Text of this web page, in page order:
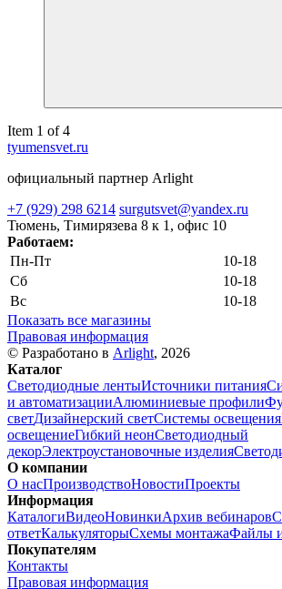
Item 1 of 4
tyumensvet.ru
официальный партнер Arlight
+7 (929) 298 6214 surgutsvet@yandex.ru
Тюмень, Тимирязева 8 к 1, офис 10
Работаем:
Пн-Пт
10-18
Сб
10-18
Вс
10-18
Показать все магазины
Правовая информация
© Разработано в Arlight, 2026
Каталог
Светодиодные лентыИсточники питания
и автоматизацииАлюминиевые профили
светДизайнерский светСистемы освещения
освещениеГибкий неонСветодиодный
декорЭлектроустановочные изделия
О компании
О насПроизводствоНовостиПроекты
Информация
КаталогиВидеоНовинкиАрхив вебинаров
ответКалькуляторыСхемы монтажаФайлы
Покупателям
Контакты
Правовая информация